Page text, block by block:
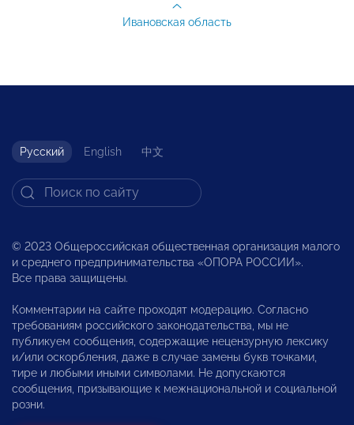
Ивановская область
Русский English 中文
© 2023 Общероссийская общественная организация малого
и среднего предпринимательства «ОПОРА РОССИИ».
Все права защищены.
Комментарии на сайте проходят модерацию. Согласно
требованиям российского законодательства, мы не
публикуем сообщения, содержащие нецензурную лексику
и/или оскорбления, даже в случае замены букв точками,
тире и любыми иными символами. Не допускаются
сообщения, призывающие к межнациональной и социальной
розни.